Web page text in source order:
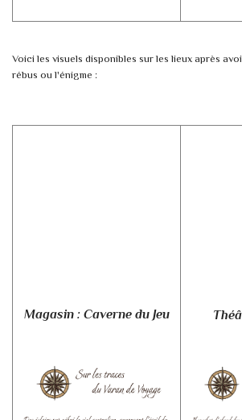
Voici les visuels disponibles sur les lieux après
rébus ou l'énigme :
Magasin : Caverne du Jeu